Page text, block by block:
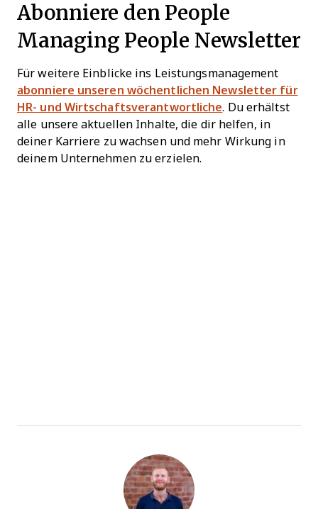
Abonniere den People
Managing People Newsletter
Für weitere Einblicke ins Leistungsmanagement
abonniere unseren wöchentlichen Newsletter für
HR- und Wirtschaftsverantwortliche. Du erhältst
alle unsere aktuellen Inhalte, die dir helfen, in
deiner Karriere zu wachsen und mehr Wirkung in
deinem Unternehmen zu erzielen.